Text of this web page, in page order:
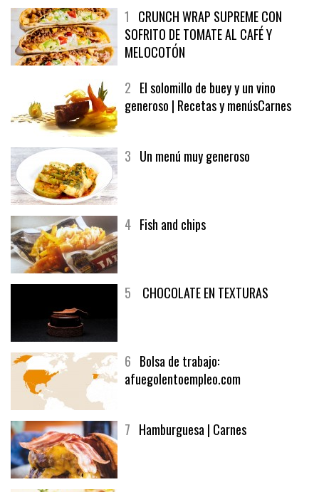
1 CRUNCH WRAP SUPREME CON
SOFRITO DE TOMATE AL CAFÉ Y
MELOCOTÓN
2 El solomillo de buey y un vino
generoso | Recetas y menúsCarnes
3 Un menú muy generoso
4 Fish and chips
5 CHOCOLATE EN TEXTURAS
6 Bolsa de trabajo:
afuegolentoempleo.com
7 Hamburguesa | Carnes